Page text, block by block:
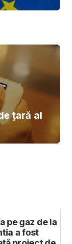
țară al
pe gaz de la
a fost